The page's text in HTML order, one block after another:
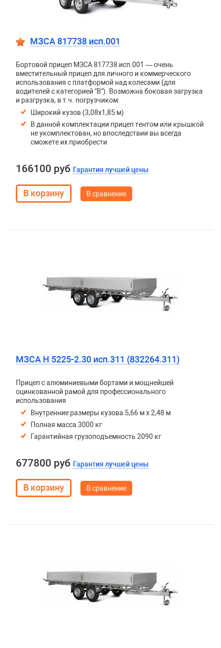
МЗСА 817738 исп.001
Бортовой прицеп МЗСА 817738 исп.001 — очень
вместительный прицеп для личного и коммерческого
использования с платформой над колесами (для
водителей с категорией "В"). Возможна боковая загрузка
и разгрузка, в т.ч. погрузчиком.
Широкий кузов (3,08х1,85 м)
В данной комплектации прицеп тентом или крышкой
не укомплектован, но впоследствии вы всегда
сможете их приобрести
166100 руб Гарантия лучшей цены
В сравнение
МЗСА H 5225-2.30 исп.311 (832264.311)
Прицеп с алюминиевыми бортами и мощнейшей
оцинкованной рамой для профессионального
использования
Внутренние размеры кузова 5,66 м х 2,48 м
Полная масса 3000 кг
Гарантийная грузоподъемность 2090 кг
677800 руб Гарантия лучшей цены
В сравнение